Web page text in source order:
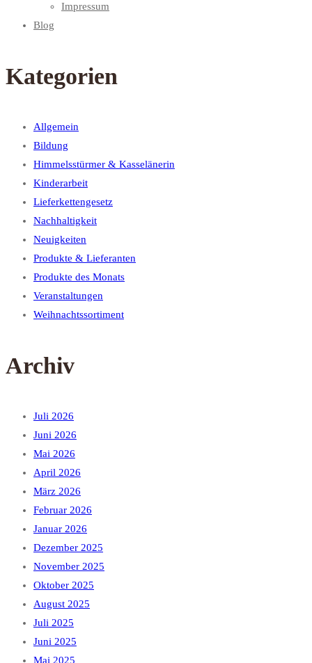
Impressum
Blog
Kategorien
Allgemein
Bildung
Himmelsstürmer & Kasselänerin
Kinderarbeit
Lieferkettengesetz
Nachhaltigkeit
Neuigkeiten
Produkte & Lieferanten
Produkte des Monats
Veranstaltungen
Weihnachtssortiment
Archiv
Juli 2026
Juni 2026
Mai 2026
April 2026
März 2026
Februar 2026
Januar 2026
Dezember 2025
November 2025
Oktober 2025
August 2025
Juli 2025
Juni 2025
Mai 2025